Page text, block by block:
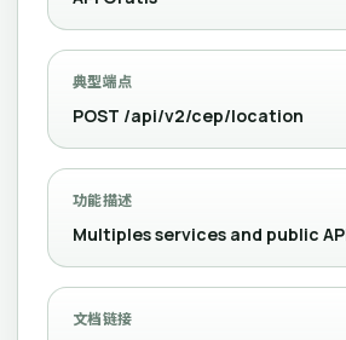
典型端点
POST /api/v2/cep/location
功能描述
Multiples services and public
文档链接